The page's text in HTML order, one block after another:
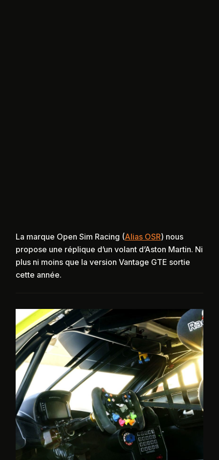
La marque Open Sim Racing (Alias OSR) nous
propose une réplique d’un volant d’Aston Martin. Ni
plus ni moins que la version Vantage GTE sortie
cette année.